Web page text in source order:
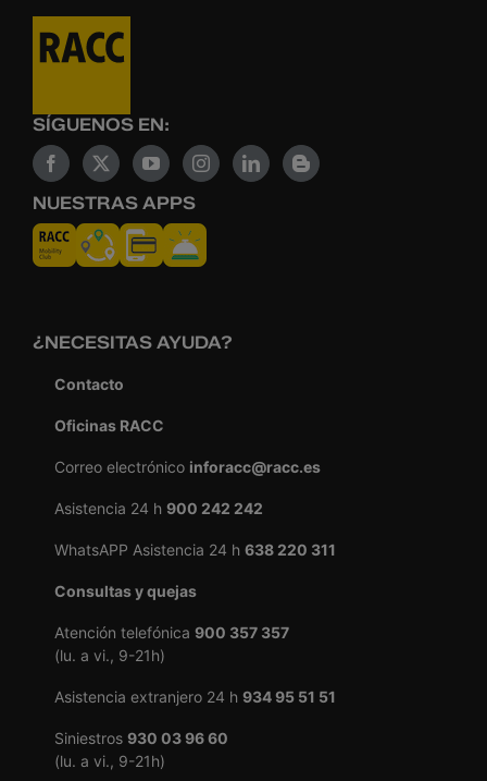
SÍGUENOS EN:
NUESTRAS APPS
¿NECESITAS AYUDA?
Contacto
Oficinas RACC
Correo electrónico inforacc@racc.es
Asistencia 24 h 900 242 242
WhatsAPP Asistencia 24 h 638 220 311
Consultas y quejas
Atención telefónica 900 357 357
(lu. a vi., 9-21h)
Asistencia extranjero 24 h 934 95 51 51
Siniestros 930 03 96 60
(lu. a vi., 9-21h)